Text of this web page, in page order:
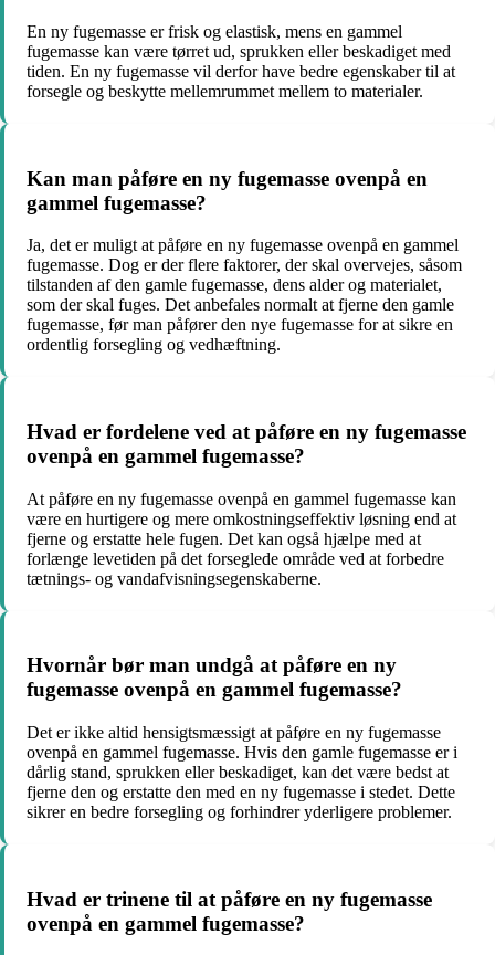
En ny fugemasse er frisk og elastisk, mens en gammel
fugemasse kan være tørret ud, sprukken eller beskadiget med
tiden. En ny fugemasse vil derfor have bedre egenskaber til at
forsegle og beskytte mellemrummet mellem to materialer.
Kan man påføre en ny fugemasse ovenpå en
gammel fugemasse?
Ja, det er muligt at påføre en ny fugemasse ovenpå en gammel
fugemasse. Dog er der flere faktorer, der skal overvejes, såsom
tilstanden af ​​den gamle fugemasse, dens alder og materialet,
som der skal fuges. Det anbefales normalt at fjerne den gamle
fugemasse, før man påfører den nye fugemasse for at sikre en
ordentlig forsegling og vedhæftning.
Hvad er fordelene ved at påføre en ny fugemasse
ovenpå en gammel fugemasse?
At påføre en ny fugemasse ovenpå en gammel fugemasse kan
være en hurtigere og mere omkostningseffektiv løsning end at
fjerne og erstatte hele fugen. Det kan også hjælpe med at
forlænge levetiden på det forseglede område ved at forbedre
tætnings- og vandafvisningsegenskaberne.
Hvornår bør man undgå at påføre en ny
fugemasse ovenpå en gammel fugemasse?
Det er ikke altid hensigtsmæssigt at påføre en ny fugemasse
ovenpå en gammel fugemasse. Hvis den gamle fugemasse er i
dårlig stand, sprukken eller beskadiget, kan det være bedst at
fjerne den og erstatte den med en ny fugemasse i stedet. Dette
sikrer en bedre forsegling og forhindrer yderligere problemer.
Hvad er trinene til at påføre en ny fugemasse
ovenpå en gammel fugemasse?